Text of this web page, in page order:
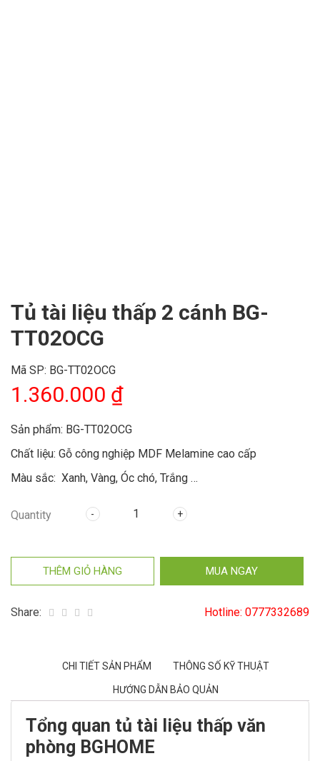
Tủ tài liệu thấp 2 cánh BG-
TT02OCG
Mã SP: BG-TT02OCG
1.360.000 ₫
Sản phẩm: BG-TT02OCG
Chất liệu: Gỗ công nghiệp MDF Melamine cao cấp
Màu sắc: Xanh, Vàng, Óc chó, Trắng …
Quantity
THÊM GIỎ HÀNG MUA NGAY
Share: Hotline: 0777332689
CHI TIẾT SẢN PHẨM THÔNG SỐ KỸ THUẬT
HƯỚNG DẪN BẢO QUẢN
Tổng quan tủ tài liệu thấp văn
phòng BGHOME